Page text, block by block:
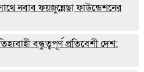
নবাব ফয়জুন্নেছা ফাউন্ডেশনের
বন্ধুত্বপূর্ণ প্রতিবেশী দেশ: